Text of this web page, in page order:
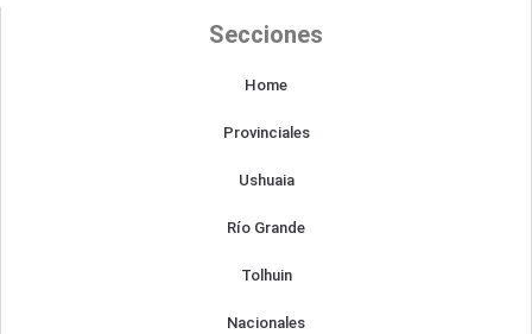
b
k
a
a
Secciones
Home
Provinciales
Ushuaia
Río Grande
Tolhuin
Nacionales